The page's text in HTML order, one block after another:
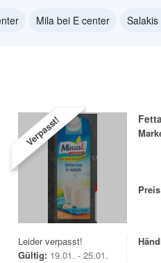
Mila bei E center
Verpasst!
Leider verpasst!
Gültig: 19.01. - 25.01.